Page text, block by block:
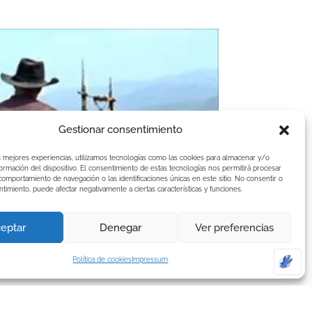
Gestionar consentimiento
mejores experiencias, utilizamos tecnologías como las cookies para almacenar y/o
del dispositivo. El consentimiento de estas tecnologías nos permitirá procesar
de navegación o las identificaciones únicas en este sitio. No consentir o
puede afectar negativamente a ciertas características y funciones.
Denegar Ver preferencias
Política de cookiesImpressum
Menú Diario
de martes a domingo.
segundo y postre,pensado para que
completa al mejor precio.
en temporada alta)